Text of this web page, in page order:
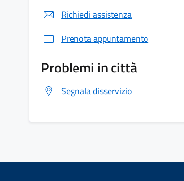
Richiedi assistenza
Prenota appuntamento
Problemi in città
Segnala disservizio